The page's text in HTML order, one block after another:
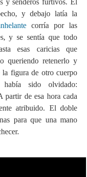
y senderos furtivos. El
y debajo latía la
corría por las
y se sentía que todo
esas caricias que
queriendo retenerlo y
la figura de otro cuerpo
sido olvidado:
partir de esa hora cada
atribuido. El doble
para que una mano